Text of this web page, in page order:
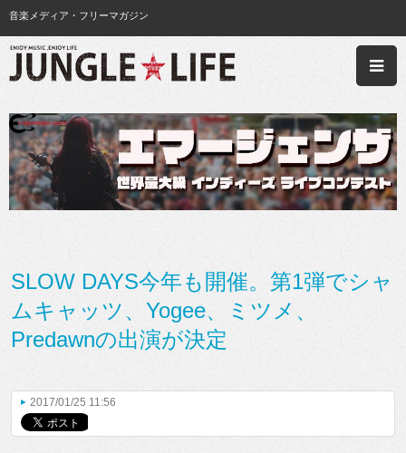
音楽メディア・フリーマガジン
SLOW DAYS今年も開催。第1弾でシャ
ムキャッツ、Yogee、ミツメ、
Predawnの出演が決定
2017/01/25 11:56